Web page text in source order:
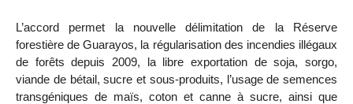
L’accord permet la nouvelle délimitation de la Réserve
forestière de Guarayos, la régularisation des incendies illégaux
de forêts depuis 2009, la libre exportation de soja, sorgo,
viande de bétail, sucre et sous-produits, l’usage de semences
transgéniques de maïs, coton et canne à sucre, ainsi que